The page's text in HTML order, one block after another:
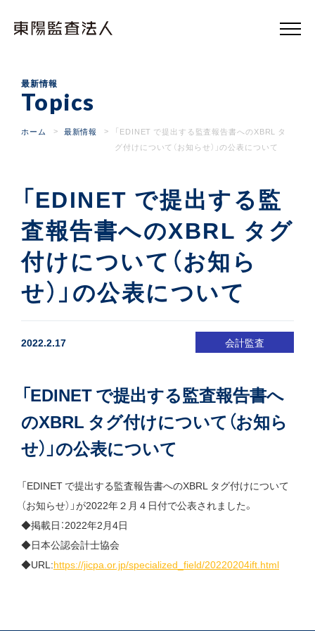
陽
最新情報
Topics
ホーム 最新情報
「EDINET で提出する監査報告書へのXBRL タ
グ付けについて（お知らせ）」の公表について
「EDINET で提出する監
査報告書へのXBRL タグ
付けについて（お知ら
せ）」の公表について
2022.2.17 会計監査
「EDINET で提出する監査報告書へ
のXBRL タグ付けについて（お知ら
せ）」の公表について
「EDINET で提出する監査報告書へのXBRL タグ付けについて
（お知らせ）」が2022年２月４日付で公表されました。
◆掲載日：2022年2月4日
◆日本公認会計士協会
◆URL:https://jicpa.or.jp/specialized_field/20220204ift.html